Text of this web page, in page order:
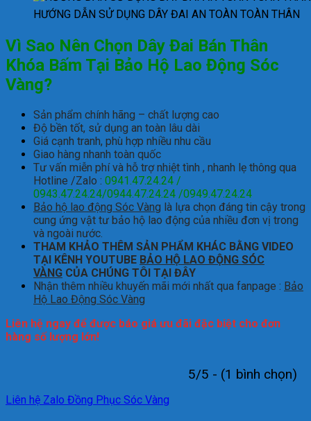
HƯỚNG DẪN SỬ DỤNG DÂY ĐAI AN TOÀN TOÀN THÂN
Vì Sao Nên Chọn Dây Đai Bán Thân
Khóa Bấm Tại Bảo Hộ Lao Động Sóc
Vàng?
Sản phẩm chính hãng – chất lượng cao
Độ bền tốt, sử dụng an toàn lâu dài
Giá cạnh tranh, phù hợp nhiều nhu cầu
Giao hàng nhanh toàn quốc
Tư vấn miễn phí và hỗ trợ nhiệt tình , nhanh lẹ thông qua
Hotline /Zalo : 0941.47.24.24 /
0943.47.24.24/0944.47.24.24 /0949.47.24.24
Bảo hộ lao động Sóc Vàng là lựa chọn đáng tin cậy trong
cung ứng vật tư bảo hộ lao động của nhiều đơn vị trong
và ngoài nước.
THAM KHẢO THÊM SẢN PHẨM KHÁC BẰNG VIDEO
TẠI KÊNH YOUTUBE BẢO HỘ LAO ĐỘNG SÓC
VÀNG CỦA CHÚNG TÔI TẠI ĐÂY
Nhận thêm nhiều khuyến mãi mới nhất qua fanpage : Bảo
Hộ Lao Động Sóc Vàng
Liên hệ ngay để được báo giá ưu đãi đặc biệt cho đơn
hàng số lượng lớn!
5/5 - (1 bình chọn)
Liên hệ Zalo Đồng Phục Sóc Vàng